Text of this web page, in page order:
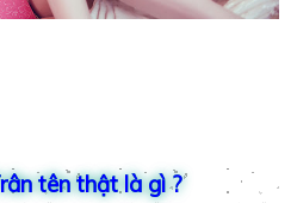
tên thật là gì ?